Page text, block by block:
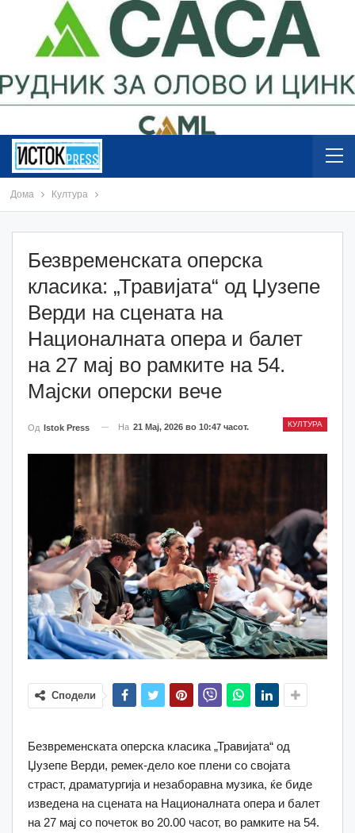
Дома Култура
Безвременската оперска
класика: „Травијата“ од Џузепе
Верди на сцената на
Националната опера и балет
на 27 мај во рамките на 54.
Мајски оперски вече
КУЛТУРА
Од Istok Press На 21 Мај, 2026 во 10:47 часот.
Сподели
Безвременската оперска класика „Травијата“ од
Џузепе Верди, ремек-дело кое плени со својата
страст, драматургија и незаборавна музика, ќе биде
изведена на сцената на Националната опера и балет
на 27 мај со почеток во 20.00 часот, во рамките на 54.